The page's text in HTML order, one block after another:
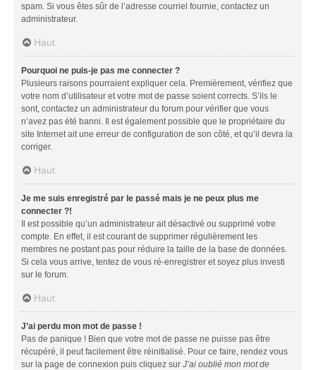
spam. Si vous êtes sûr de l’adresse courriel fournie, contactez un
administrateur.
Haut
Pourquoi ne puis-je pas me connecter ?
Plusieurs raisons pourraient expliquer cela. Premièrement, vérifiez que
votre nom d’utilisateur et votre mot de passe soient corrects. S’ils le
sont, contactez un administrateur du forum pour vérifier que vous
n’avez pas été banni. Il est également possible que le propriétaire du
site Internet ait une erreur de configuration de son côté, et qu’il devra la
corriger.
Haut
Je me suis enregistré par le passé mais je ne peux plus me
connecter ?!
Il est possible qu’un administrateur ait désactivé ou supprimé votre
compte. En effet, il est courant de supprimer régulièrement les
membres ne postant pas pour réduire la taille de la base de données.
Si cela vous arrive, tentez de vous ré-enregistrer et soyez plus investi
sur le forum.
Haut
J’ai perdu mon mot de passe !
Pas de panique ! Bien que votre mot de passe ne puisse pas être
récupéré, il peut facilement être réinitialisé. Pour ce faire, rendez vous
sur la page de connexion puis cliquez sur J’ai oublié mon mot de